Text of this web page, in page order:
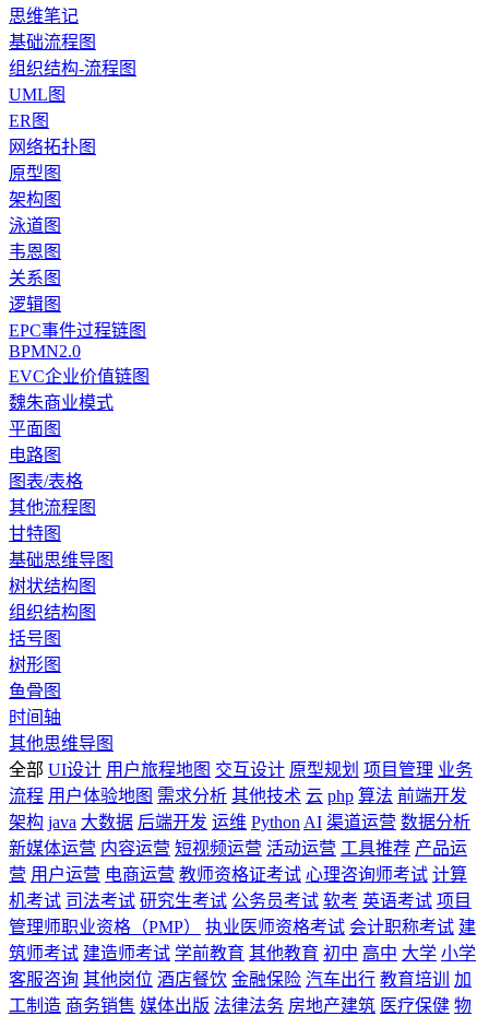
思维笔记
基础流程图
组织结构-流程图
UML图
ER图
网络拓扑图
原型图
架构图
泳道图
韦恩图
关系图
逻辑图
EPC事件过程链图
BPMN2.0
EVC企业价值链图
魏朱商业模式
平面图
电路图
图表/表格
其他流程图
甘特图
基础思维导图
树状结构图
组织结构图
括号图
树形图
鱼骨图
时间轴
其他思维导图
全部 UI设计 用户旅程地图 交互设计 原型规划 项目管理 业务
流程 用户体验地图 需求分析 其他技术 云 php 算法 前端开发
架构 java 大数据 后端开发 运维 Python AI 渠道运营 数据分析
新媒体运营 内容运营 短视频运营 活动运营 工具推荐 产品运
营 用户运营 电商运营 教师资格证考试 心理咨询师考试 计算
机考试 司法考试 研究生考试 公务员考试 软考 英语考试 项目
管理师职业资格（PMP）
执业医师资格考试 会计职称考试 建
筑师考试 建造师考试 学前教育 其他教育 初中 高中 大学 小学
客服咨询 其他岗位 酒店餐饮 金融保险 汽车出行 教育培训
加
工制造 商务销售 媒体出版 法律法务 房地产建筑 医疗保健 物